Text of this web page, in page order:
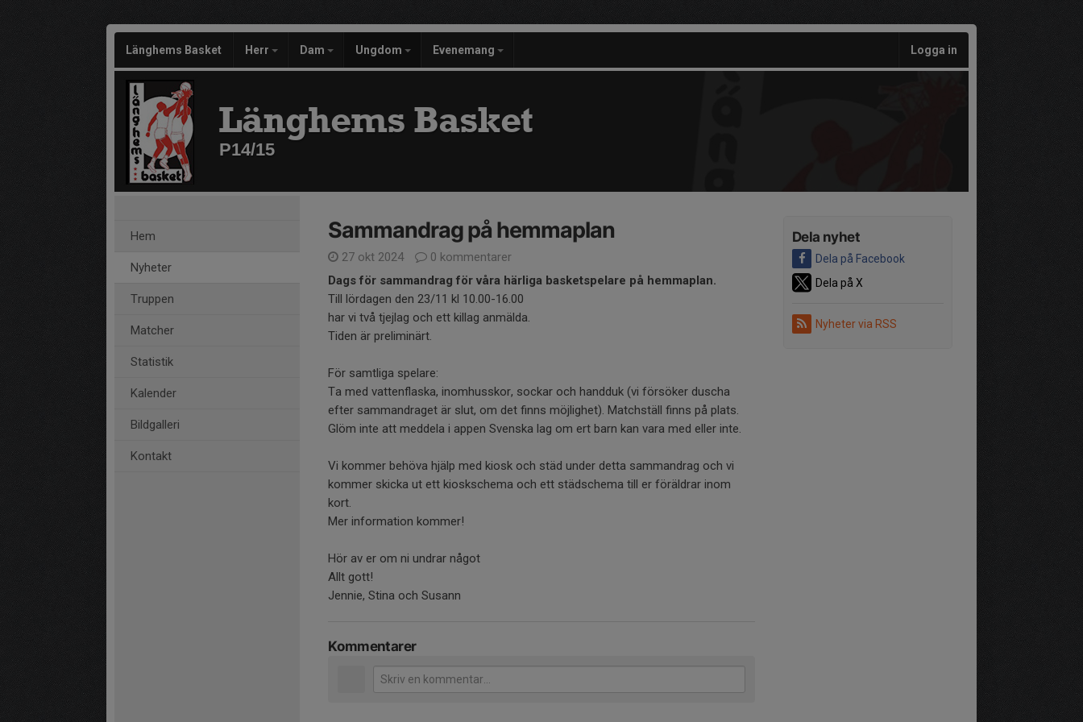
Länghems Basket Herr Dam Ungdom Evenemang Logga in
Länghems Basket
P14/15
Hem
Nyheter
Truppen
Matcher
Statistik
Kalender
Bildgalleri
Kontakt
Dela nyhet
Dela på Facebook
Dela på X
Nyheter via RSS
Sammandrag på hemmaplan
27 okt 2024
0 kommentarer
Dags för sammandrag för våra härliga basketspelare på hemmaplan.
Till lördagen den 23/11 kl 10.00-16.00
har vi två tjejlag och ett killag anmälda.
Tiden är preliminärt.
För samtliga spelare:
Ta med vattenflaska, inomhusskor, sockar och handduk (vi försöker duscha
efter sammandraget är slut, om det finns möjlighet). Matchställ finns på plats.
Glöm inte att meddela i appen Svenska lag om ert barn kan vara med eller inte.
Vi kommer behöva hjälp med kiosk och städ under detta sammandrag och vi
kommer skicka ut ett kioskschema och ett städschema till er föräldrar inom
kort.
Mer information kommer!
Hör av er om ni undrar något
Allt gott!
Jennie, Stina och Susann
Kommentarer